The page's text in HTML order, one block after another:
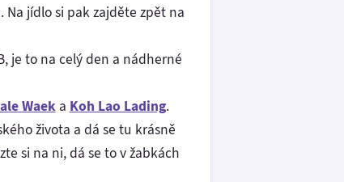
jídlo si pak zajděte zpět na
je to na celý den a nádherné
Waeka Koh Lao Lading.
života a dá se tu krásně
si na ni, dá se to v žabkách